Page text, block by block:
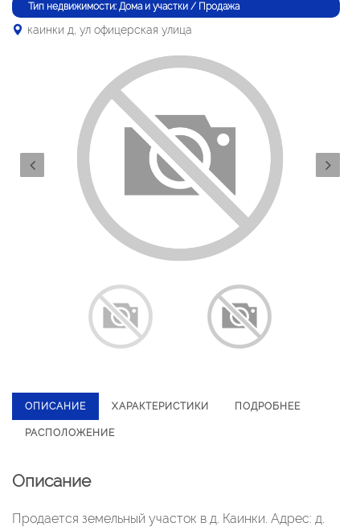
Тип недвижимости: Дома и участки / Продажа
каинки д, ул офицерская улица
ОПИСАНИЕ ХАРАКТЕРИСТИКИ ПОДРОБНЕЕ
РАСПОЛОЖЕНИЕ
Описание
Продается земельный участок в д. Каинки. Адрес: д.